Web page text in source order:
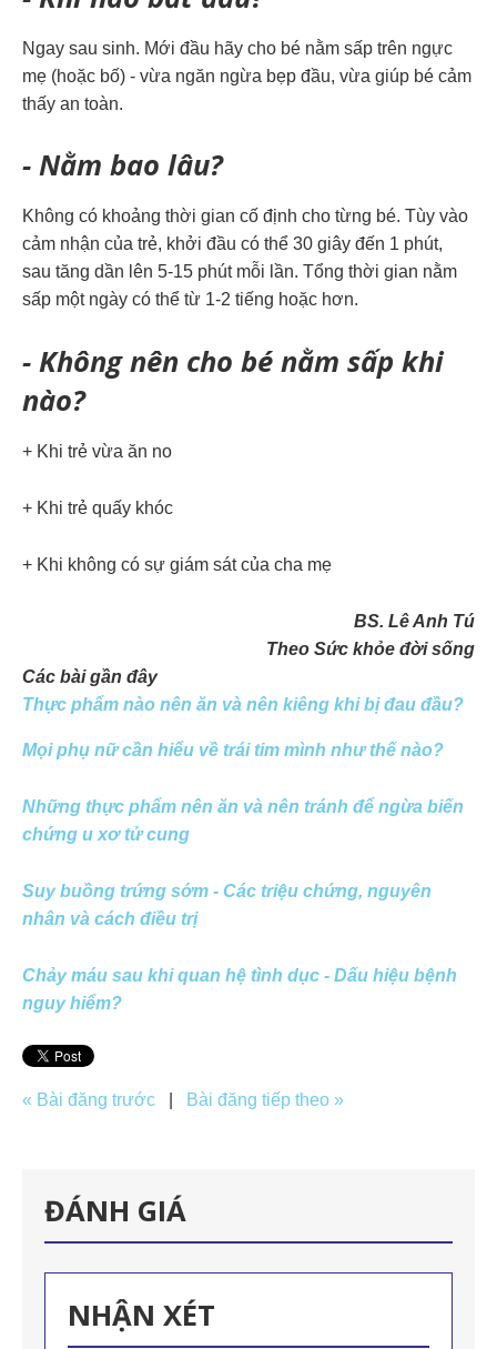
Ngay sau sinh. Mới đầu hãy cho bé nằm sấp trên ngực
mẹ (hoặc bố) - vừa ngăn ngừa bẹp đầu, vừa giúp bé cảm
thấy an toàn.
- Nằm bao lâu?
Không có khoảng thời gian cố định cho từng bé. Tùy vào
cảm nhận của trẻ, khởi đầu có thể 30 giây đến 1 phút,
sau tăng dần lên 5-15 phút mỗi lần. Tổng thời gian nằm
sấp một ngày có thể từ 1-2 tiếng hoặc hơn.
- Không nên cho bé nằm sấp khi
nào?
+ Khi trẻ vừa ăn no
+ Khi trẻ quấy khóc
+ Khi không có sự giám sát của cha mẹ
BS. Lê Anh Tú
Theo Sức khỏe đời sống
Các bài gần đây
Thực phẩm nào nên ăn và nên kiêng khi bị đau đầu?
Mọi phụ nữ cần hiểu về trái tim mình như thế nào?
Những thực phẩm nên ăn và nên tránh để ngừa biến
chứng u xơ tử cung
Suy buồng trứng sớm - Các triệu chứng, nguyên
nhân và cách điều trị
Chảy máu sau khi quan hệ tình dục - Dấu hiệu bệnh
nguy hiểm?
« Bài đăng trước Bài đăng tiếp theo »
ĐÁNH GIÁ
NHẬN XÉT